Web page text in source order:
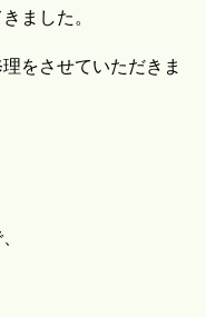
ました。
をさせていただきま